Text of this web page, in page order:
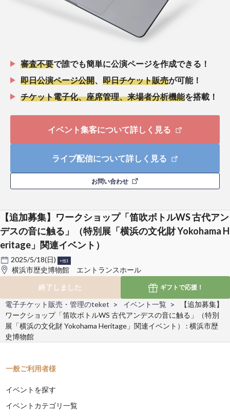
審査不要で誰でも簡単に公演ページを作成できる！
即日公演ページ公開
即日チケット販売が可能！
チケット電子化、座席管理、来場者分析機能を搭載！
イベント集客について詳しく見る
ライブ配信について詳しく見る
お問い合わせ
【追加募集】ワークショップ「笛吹ボトルWS 古代アン
デスの音に触る」（特別展「横浜の文化財 Yokohama H
eritage」関連イベント）
2025/5/18(日) +他1
横浜市歴史博物館 エントランスホール
終了しました
ギフトで応援！
電子チケット販売・管理のteket イベント一覧
【追加募集】
ワークショップ「笛吹ボトルWS 古代アンデスの音に触る」（特別
展「横浜の文化財 Yokohama Heritage」関連イベント） : 横浜市歴
史博物館
一般ご利用者様
イベントを探す
イベントカテゴリ一覧